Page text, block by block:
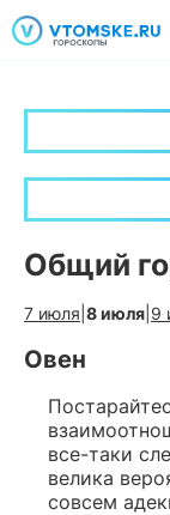
Общий
7 июля 8 июля 9
Овен
все-таки
велика
совсем